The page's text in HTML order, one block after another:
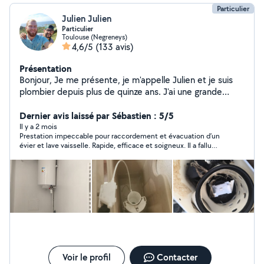
Particulier
Julien Julien
Particulier
Toulouse (Negreneys)
4,6/5 (133 avis)
Présentation
Bonjour, Je me présente, je m'appelle Julien et je suis
plombier depuis plus de quinze ans. J'ai une grande
la rénovation ou pour les travaux neufs. Je suis
également spécialisé dans les rénovations de salles de
bains et je peux apporter mon expertise pour réaliser
des projets sur mesure et répondre aux attentes de
mes clients. Enfin, je suis à votre disposition pour tous
les dépannages d'urgence liés à la plomberie, que vous
pourriez rencontrer à tout moment. Je vous remercie
pour votre attention et je reste à votre disposition pour
toute demande de renseignements ou de demande de
Dernier avis laissé par Sébastien : 5/5
Il y a 2 mois
Prestation impeccable pour raccordement et évacuation d’un
évier et lave vaisselle. Rapide, efficace et soigneux. Il a fallu
propre et efficace. La prestation a été faite avec fourniture du
matériel, pas le prestataire.
Voir le profil Contacter